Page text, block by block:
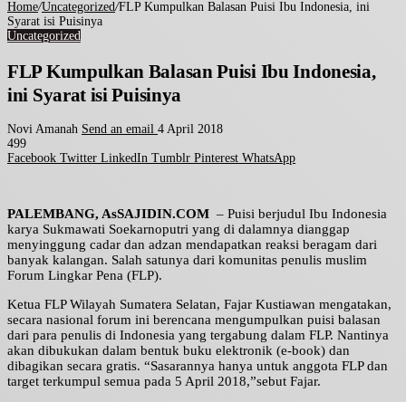
Home/Uncategorized/FLP Kumpulkan Balasan Puisi Ibu Indonesia, ini
Syarat isi Puisinya
Uncategorized
FLP Kumpulkan Balasan Puisi Ibu Indonesia,
ini Syarat isi Puisinya
Novi Amanah Send an email 4 April 2018
499
Facebook Twitter LinkedIn Tumblr Pinterest WhatsApp
PALEMBANG, AsSAJIDIN.COM – Puisi berjudul Ibu Indonesia
karya Sukmawati Soekarnoputri yang di dalamnya dianggap
menyinggung cadar dan adzan mendapatkan reaksi beragam dari
banyak kalangan. Salah satunya dari komunitas penulis muslim
Forum Lingkar Pena (FLP).
Ketua FLP Wilayah Sumatera Selatan, Fajar Kustiawan mengatakan,
secara nasional forum ini berencana mengumpulkan puisi balasan
dari para penulis di Indonesia yang tergabung dalam FLP. Nantinya
akan dibukukan dalam bentuk buku elektronik (e-book) dan
dibagikan secara gratis. “Sasarannya hanya untuk anggota FLP dan
target terkumpul semua pada 5 April 2018,”sebut Fajar.